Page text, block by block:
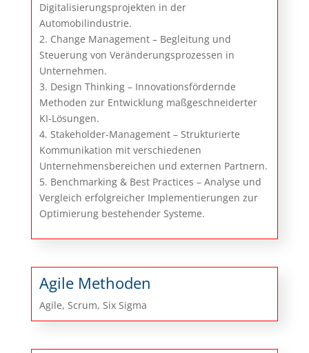
Digitalisierungsprojekten in der
Automobilindustrie.
2. Change Management – Begleitung und
Steuerung von Veränderungsprozessen in
Unternehmen.
3. Design Thinking – Innovationsfördernde
Methoden zur Entwicklung maßgeschneiderter
KI-Lösungen.
4. Stakeholder-Management – Strukturierte
Kommunikation mit verschiedenen
Unternehmensbereichen und externen Partnern.
5. Benchmarking & Best Practices – Analyse und
Vergleich erfolgreicher Implementierungen zur
Optimierung bestehender Systeme.
Agile Methoden
Agile, Scrum, Six Sigma